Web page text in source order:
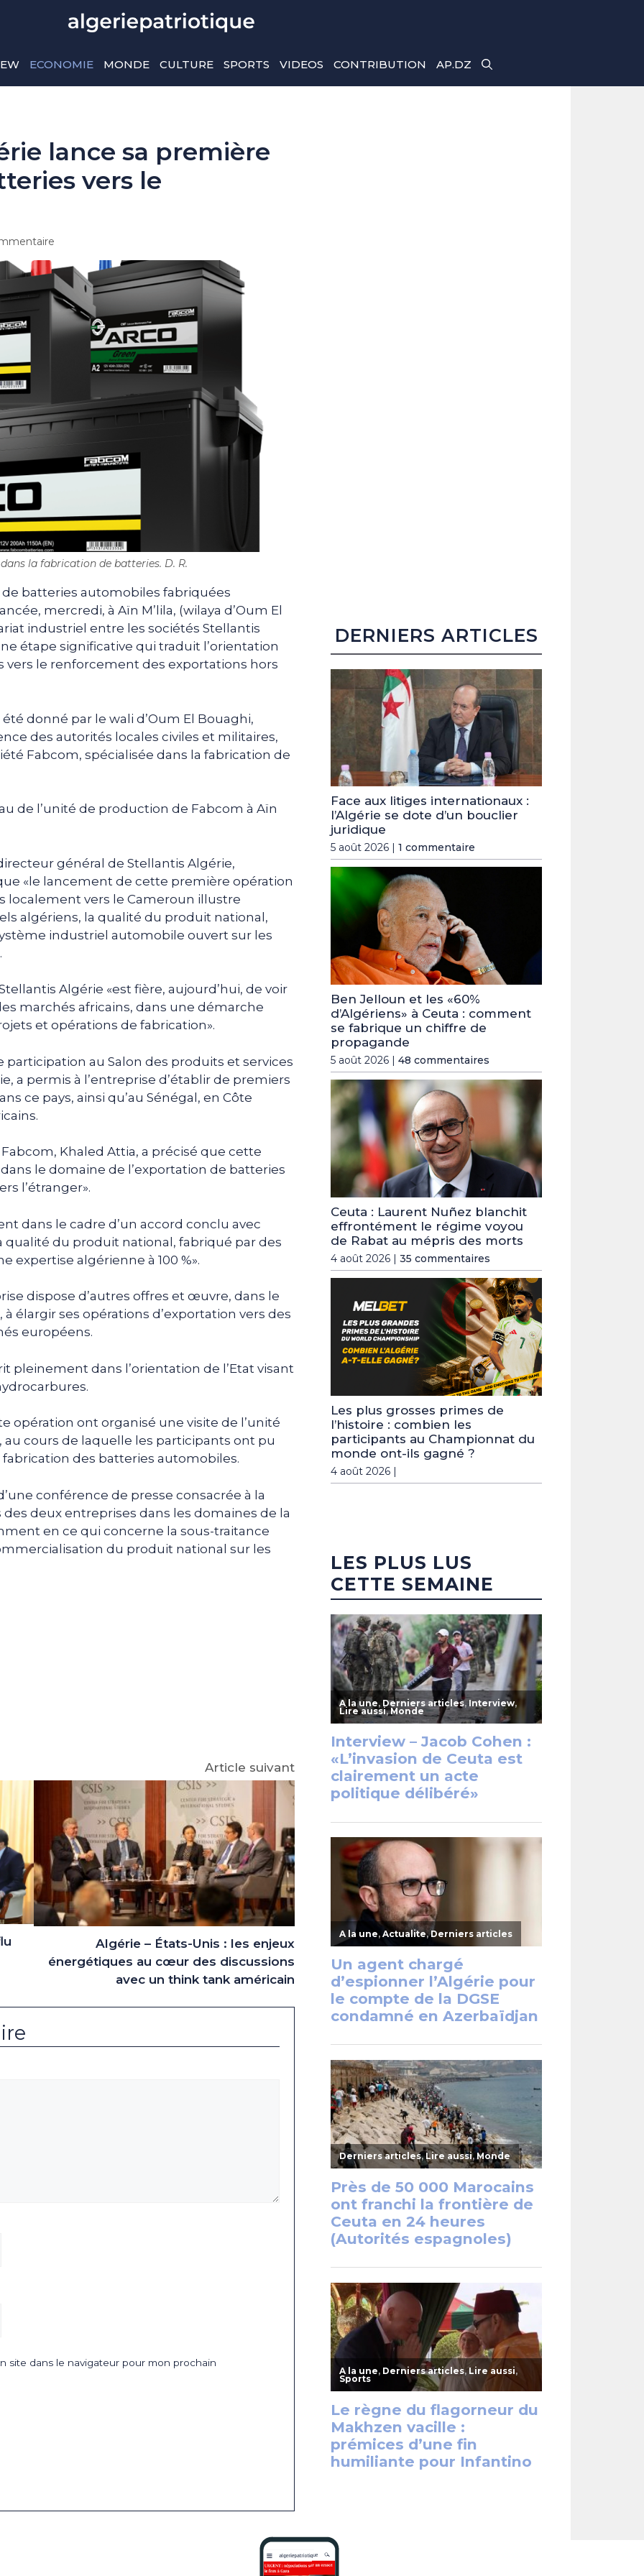
ECONOMIE MONDE CULTURE SPORTS VIDEOS CONTRIBUTION AP.DZ
lance sa première
vers le
la fabrication de batteries. D. R.
batteries automobiles fabriquées
mercredi, à Aïn M’lila, (wilaya d’Oum El
industriel entre les sociétés Stellantis
étape significative qui traduit l’orientation
vers le renforcement des exportations hors
donné par le wali d’Oum El Bouaghi,
des autorités locales civiles et militaires,
Fabcom, spécialisée dans la fabrication de
de l’unité de production de Fabcom à Aïn
général de Stellantis Algérie,
«le lancement de cette première opération
localement vers le Cameroun illustre
algériens, la qualité du produit national,
industriel automobile ouvert sur les
Algérie «est fière, aujourd’hui, de voir
marchés africains, dans une démarche
et opérations de fabrication».
participation au Salon des produits et services
a permis à l’entreprise d’établir de premiers
ce pays, ainsi qu’au Sénégal, en Côte
Khaled Attia, a précisé que cette
le domaine de l’exportation de batteries
l’étranger».
dans le cadre d’un accord conclu avec
qualité du produit national, fabriqué par des
expertise algérienne à 100 %».
dispose d’autres offres et œuvre, dans le
élargir ses opérations d’exportation vers des
européens.
pleinement dans l’orientation de l’Etat visant
opération ont organisé une visite de l’unité
cours de laquelle les participants ont pu
des batteries automobiles.
conférence de presse consacrée à la
deux entreprises dans les domaines de la
en ce qui concerne la sous-traitance
du produit national sur les
Article suivant
Algérie – États-Unis : les enjeux
énergétiques au cœur des discussions
avec un think tank américain
site dans le navigateur pour mon prochain
DERNIERS ARTICLES
Face aux litiges internationaux :
l’Algérie se dote d’un bouclier
juridique
5 août 2026 | 1 commentaire
Ben Jelloun et les «60%
d’Algériens» à Ceuta : comment
se fabrique un chiffre de
propagande
5 août 2026 | 48 commentaires
Ceuta : Laurent Nuñez blanchit
effrontément le régime voyou
de Rabat au mépris des morts
4 août 2026 | 35 commentaires
Les plus grosses primes de
l’histoire : combien les
participants au Championnat du
monde ont-ils gagné ?
4 août 2026 |
LES PLUS LUS
CETTE SEMAINE